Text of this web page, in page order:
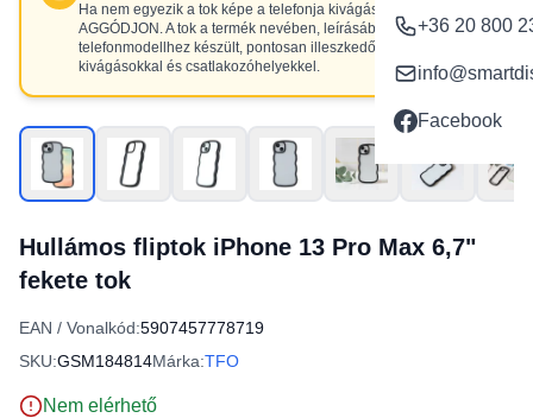
+36 20 800
Facebook
Ha nem egyezik a tok képe a telefonja kivágásaival, NE
AGGÓDJON. A tok a termék nevében, leírásában szereplő
telefonmodellhez készült, pontosan illeszkedő
kivágásokkal és csatlakozóhelyekkel.
Hullámos fliptok iPhone 13 Pro Max 6,7"
fekete tok
EAN / Vonalkód:5907457778719
SKU:GSM184814Márka:TFO
Nem elérhető